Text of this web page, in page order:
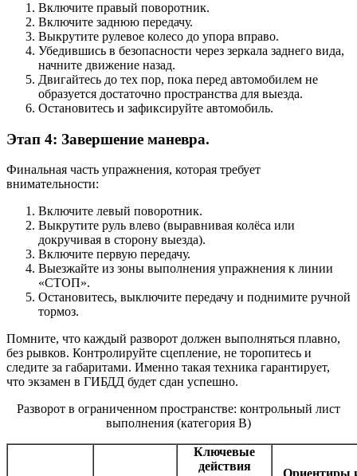
Включите правый поворотник.
Включите заднюю передачу.
Выкрутите рулевое колесо до упора вправо.
Убедившись в безопасности через зеркала заднего вида,
начните движение назад.
Двигайтесь до тех пор, пока перед автомобилем не
образуется достаточно пространства для выезда.
Остановитесь и зафиксируйте автомобиль.
Этап 4: Завершение маневра.
Финальная часть упражнения, которая требует
внимательности:
Включите левый поворотник.
Выкрутите руль влево (выравнивая колёса или
докручивая в сторону выезда).
Включите первую передачу.
Выезжайте из зоны выполнения упражнения к линии
«СТОП».
Остановитесь, выключите передачу и поднимите ручной
тормоз.
Помните, что каждый разворот должен выполняться плавно,
без рывков. Контролируйте сцепление, не торопитесь и
следите за габаритами. Именно такая техника гарантирует,
что экзамен в ГИБДД будет сдан успешно.
Разворот в ограниченном пространстве: контрольный лист
выполнения (категория B)
Ключевые
действия